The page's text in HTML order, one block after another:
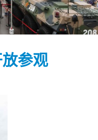
参观